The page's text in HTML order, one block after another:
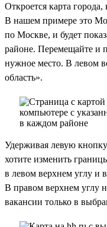
Откроется карта
В нашем примере это
по Москве, и будет
районе. Перемещайте и
нужное место. В левом
область».
Удерживая левую
хотите изменить
в левом верхнем углу и
В правом верхнем углу
вакансии только в